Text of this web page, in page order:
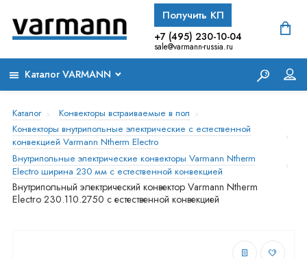
Получить КП
+7 (495) 230-10-04
sale@varmann-russia.ru
Каталог VARMANN
Каталог
Конвекторы встраиваемые в пол
Конвекторы внутрипольные электрические с естественной
конвекцией Varmann Ntherm Electro
Внутрипольные электрические конвекторы Varmann Ntherm
Electro ширина 230 мм с естественной конвекцией
Внутрипольный электрический конвектор Varmann Ntherm
Electro 230.110.2750 с естественной конвекцией